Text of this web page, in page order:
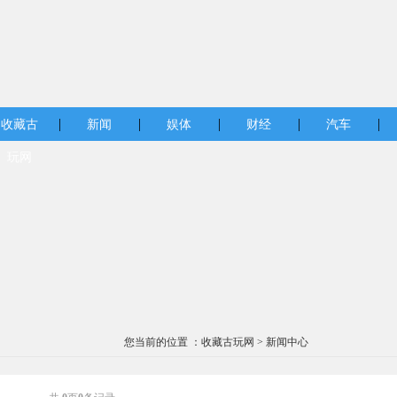
收藏古 | 新闻 | 娱体 | 财经 | 汽车 |
您当前的位置 ： 收藏古玩网 > 新闻中心